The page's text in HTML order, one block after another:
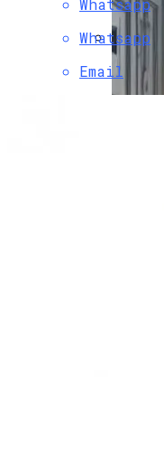
Как
Whatsapp
Email